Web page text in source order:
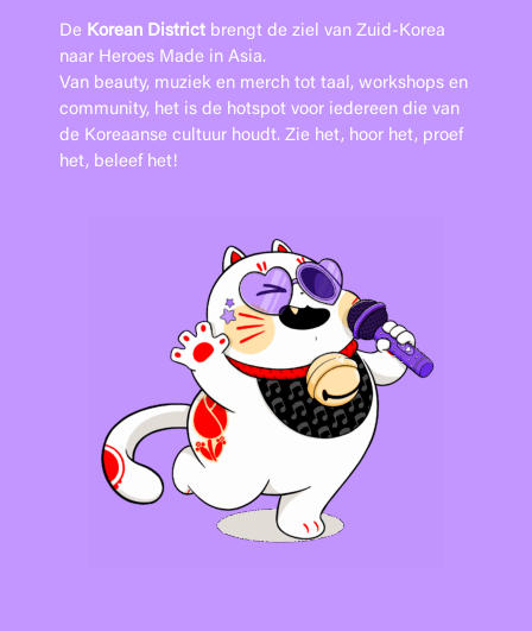
De Korean District brengt de ziel van Zuid-Korea
naar Heroes Made in Asia.
Van beauty, muziek en merch tot taal, workshops en
community, het is de hotspot voor iedereen die van
de Koreaanse cultuur houdt. Zie het, hoor het, proef
het, beleef het!